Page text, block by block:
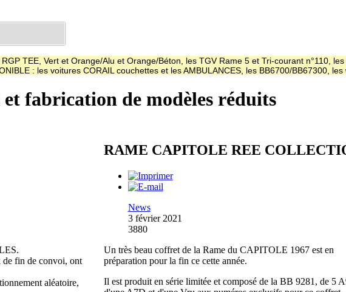
TEE, Vert et Orange/Alu et Orange/Béton, les TGV Rame 5 et Tri-courant n°110,
: les voitures CORAIL couchettes et les AMBULANCES, les BB6700/BB67300,
fabrication de modèles réduits
de fin de convoi, ont
aléatoire,
RAME CAPITOLE REE
News
3 février 2021
3880
Un très beau coffret de la Rame du CAPITOLE 1967 est en
préparation pour la fin ce cette année.
Il est produit en série limitée et composé de la BB 9281, de 5